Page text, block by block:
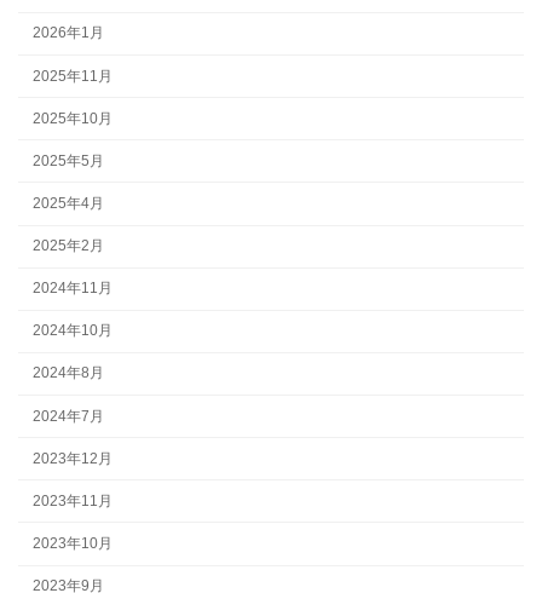
2026年1月
2025年11月
2025年10月
2025年5月
2025年4月
2025年2月
2024年11月
2024年10月
2024年8月
2024年7月
2023年12月
2023年11月
2023年10月
2023年9月